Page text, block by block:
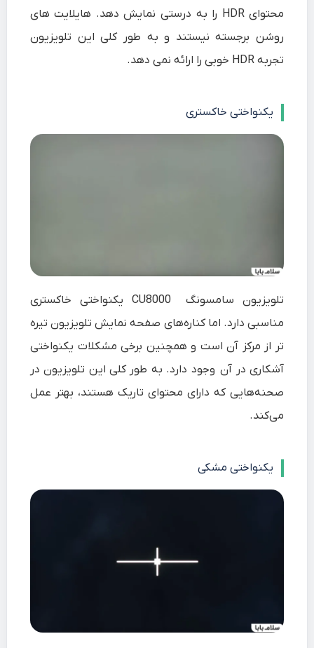
محتوای HDR را به درستی نمایش دهد. هایلایت های
روشن برجسته نیستند و به طور کلی این تلویزیون
تجربه HDR خوبی را ارائه نمی دهد.
یکنواختی خاکستری
تلویزیون سامسونگ CU8000 یکنواختی خاکستری
مناسبی دارد. اما کناره‌های صفحه نمایش تلویزیون تیره
تر از مرکز آن است و همچنین برخی مشکلات یکنواختی
آشکاری در آن وجود دارد. به طور کلی این تلویزیون در
صحنه‌هایی که دارای محتوای تاریک هستند، بهتر عمل
می‌کند.
یکنواختی مشکی